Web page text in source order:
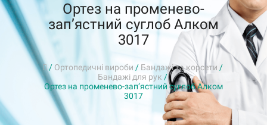
Ортез на променево-
зап’ястний суглоб Алком
3017
/ Ортопедичні вироби / Бандажі та корсети /
Бандажі для рук /
Ортез на променево-зап’ястний суглоб Алком
3017